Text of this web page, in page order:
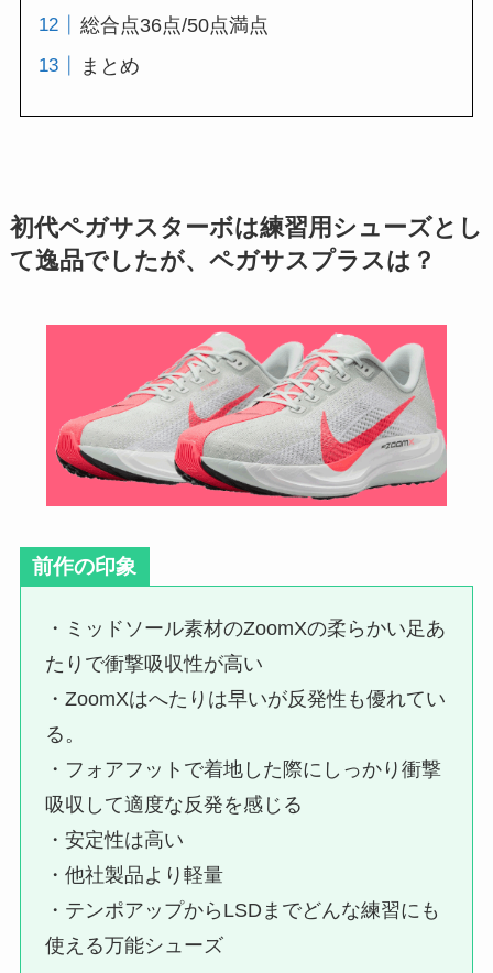
総合点36点/50点満点
まとめ
初代ペガサスターボは練習用シューズとし
て逸品でしたが、ペガサスプラスは？
前作の印象
・ミッドソール素材のZoomXの柔らかい足あ
たりで衝撃吸収性が高い
・ZoomXはへたりは早いが反発性も優れてい
る。
・フォアフットで着地した際にしっかり衝撃
吸収して適度な反発を感じる
・安定性は高い
・他社製品より軽量
・テンポアップからLSDまでどんな練習にも
使える万能シューズ